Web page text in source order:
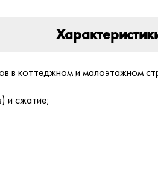
в коттеджном и малоэтажном
и сжатие;